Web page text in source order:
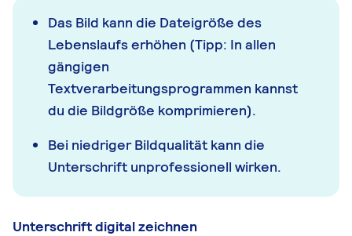
Das Bild kann die Dateigröße des
Lebenslaufs erhöhen (Tipp: In allen
gängigen
Textverarbeitungsprogrammen kannst
du die Bildgröße komprimieren).
Bei niedriger Bildqualität kann die
Unterschrift unprofessionell wirken.
Unterschrift digital zeichnen